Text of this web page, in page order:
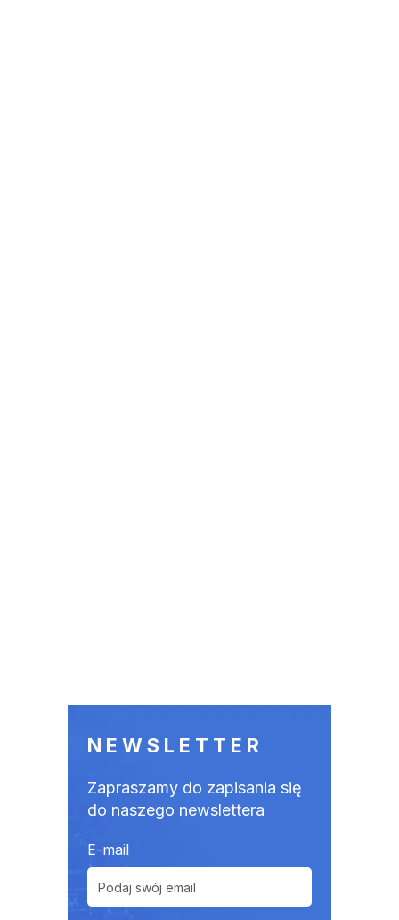
NEWSLETTER
Zapraszamy do zapisania się
do naszego newslettera
E-mail